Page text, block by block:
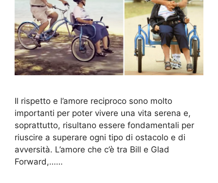
Il rispetto e l’amore reciproco sono molto
importanti per poter vivere una vita serena e,
soprattutto, risultano essere fondamentali per
riuscire a superare ogni tipo di ostacolo e di
avversità. L’amore che c’è tra Bill e Glad
Forward,……